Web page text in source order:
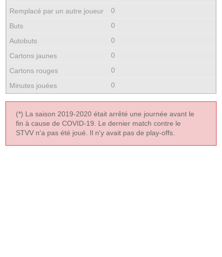
0
0
0
0
0
0
(*) La saison 2019-2020 était arrêté une journée avant le
fin à cause de COVID-19. Le dernier match contre le
STVV n'a pas été joué. Il n'y avait pas de play-offs.